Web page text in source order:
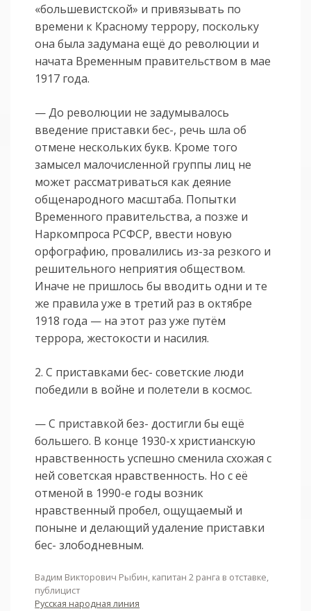
«большевистской» и привязывать по
времени к Красному террору, поскольку
она была задумана ещё до революции и
начата Временным правительством в мае
1917 года.
— До революции не задумывалось
введение приставки бес-, речь шла об
отмене нескольких букв. Кроме того
замысел малочисленной группы лиц не
может рассматриваться как деяние
общенародного масштаба. Попытки
Временного правительства, а позже и
Наркомпроса РСФСР, ввести новую
орфографию, провалились из-за резкого и
решительного неприятия обществом.
Иначе не пришлось бы вводить одни и те
же правила уже в третий раз в октябре
1918 года — на этот раз уже путём
террора, жестокости и насилия.
2. С приставками бес- советские люди
победили в войне и полетели в космос.
— С приставкой без- достигли бы ещё
большего. В конце 1930-х христианскую
нравственность успешно сменила схожая с
ней советская нравственность. Но с её
отменой в 1990-е годы возник
нравственный пробел, ощущаемый и
поныне и делающий удаление приставки
бес- злободневным.
Вадим Викторович Рыбин, капитан 2 ранга в отставке,
публицист
Русская народная линия